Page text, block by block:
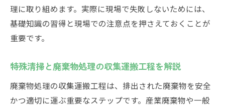
理に取り組めます。実際に現場で失敗しないためには、
基礎知識の習得と現場での注意点を押さえておくことが
重要です。
特殊清掃と廃棄物処理の収集運搬工程を解説
廃棄物処理の収集運搬工程は、排出された廃棄物を安全
かつ適切に運ぶ重要なステップです。産業廃棄物や一般